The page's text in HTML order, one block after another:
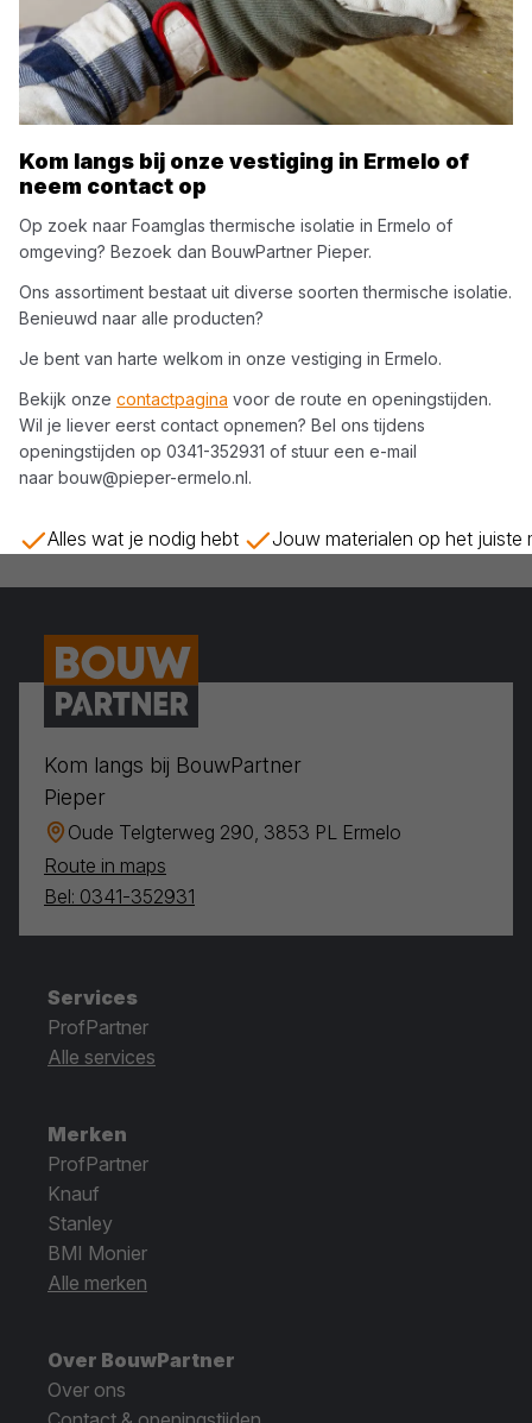
Kom langs bij onze vestiging in Ermelo of
neem contact op
Op zoek naar Foamglas thermische isolatie in Ermelo of
omgeving? Bezoek dan BouwPartner Pieper.
Ons assortiment bestaat uit diverse soortenthermische isolatie.
Benieuwd naar alle producten?
Je bent van harte welkom in onze vestiging in Ermelo.
Bekijk onze contactpagina voor de route en openingstijden.
Wil je liever eerst contact opnemen? Bel ons tijdens
openingstijden op 0341-352931 of stuur een e-mail
naar bouw@pieper-ermelo.nl.
Alles wat je nodig hebt Jouw materialen op het juiste
Kom langs bij BouwPartner
Pieper
Oude Telgterweg 290, 3853 PL Ermelo
Route in maps
Bel: 0341-352931
Services
ProfPartner
Alle services
Merken
ProfPartner
Knauf
Stanley
BMI Monier
Alle merken
Over BouwPartner
Over ons